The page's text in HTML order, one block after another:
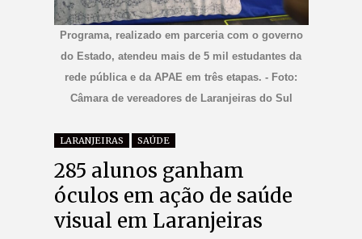
Programa, realizado em parceria com o governo
do Estado, atendeu mais de 5 mil estudantes da
rede pública e da APAE em três etapas. - Foto:
Câmara de vereadores de Laranjeiras do Sul
LARANJEIRAS SAÚDE
285 alunos ganham
óculos em ação de saúde
visual em Laranjeiras